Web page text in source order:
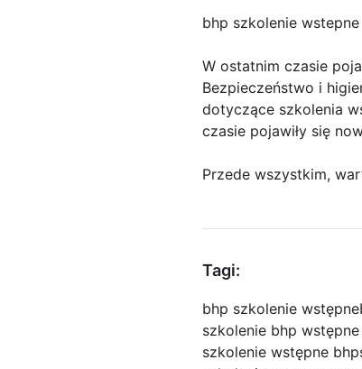
bhp szkolenie wstepne
W ostatnim czasie
Bezpieczeństwo i
dotyczące szkolenia
czasie pojawiły się
Przede wszystkim,
Tagi:
bhp szkolenie wstępne
szkolenie bhp
szkolenie wstępne bhp